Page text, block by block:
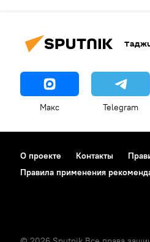
Макс Telegram
О проекте Контакты
Правила применения